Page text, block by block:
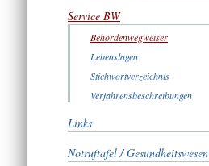
Service BW
Behördenwegweiser
Lebenslagen
Stichwortverzeichnis
Verfahrensbeschreibungen
Links
Notruftafel / Gesundheitswesen